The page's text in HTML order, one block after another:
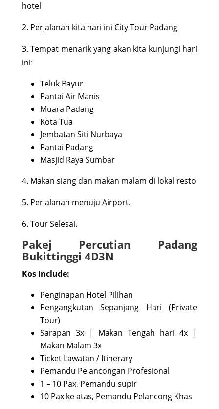
hotel
2. Perjalanan kita hari ini City Tour Padang
3. Tempat menarik yang akan kita kunjungi hari
ini:
Teluk Bayur
Pantai Air Manis
Muara Padang
Kota Tua
Jembatan Siti Nurbaya
Pantai Padang
Masjid Raya Sumbar
4. Makan siang dan makan malam di lokal resto
5. Perjalanan menuju Airport.
6. Tour Selesai.
Pakej Percutian Padang
Bukittinggi 4D3N
Kos Include:
Penginapan Hotel Pilihan
Pengangkutan Sepanjang Hari (Private
Tour)
Sarapan 3x | Makan Tengah hari 4x |
Makan Malam 3x
Ticket Lawatan / Itinerary
Pemandu Pelancongan Profesional
1 – 10 Pax, Pemandu supir
10 Pax ke atas, Pemandu Pelancong Khas